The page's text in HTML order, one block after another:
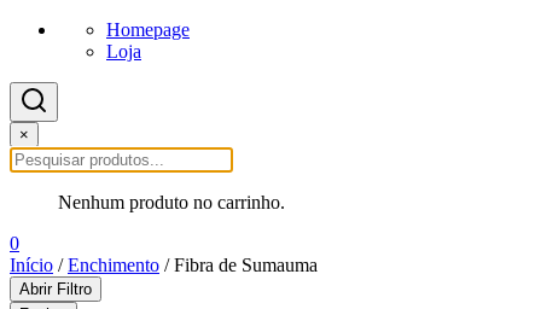
Homepage
Loja
×
Nenhum produto no carrinho.
0
Início /Enchimento / Fibra de Sumauma
Abrir Filtro